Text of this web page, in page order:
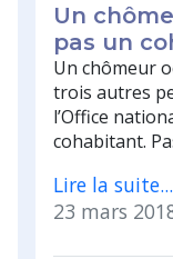
Un
pas un
Un chômeur
trois autres
l’Office
cohabitant.
Lire la suite...
23 mars